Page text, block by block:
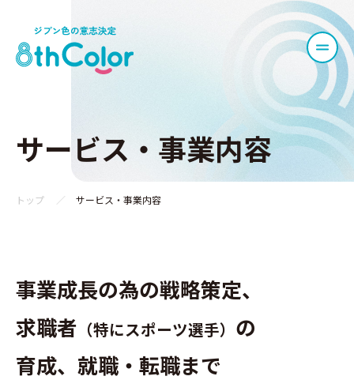
サービス・事業内容
トップ サービス・事業内容
事業成長の為の戦略策定、
求職者 （特にスポーツ選手） の
育成、 就職・転職まで